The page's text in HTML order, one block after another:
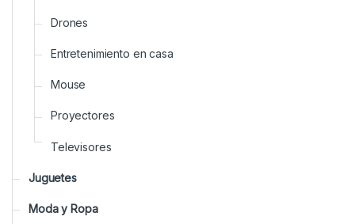
Drones
Entretenimiento en casa
Mouse
Proyectores
Televisores
Juguetes
Moda y Ropa